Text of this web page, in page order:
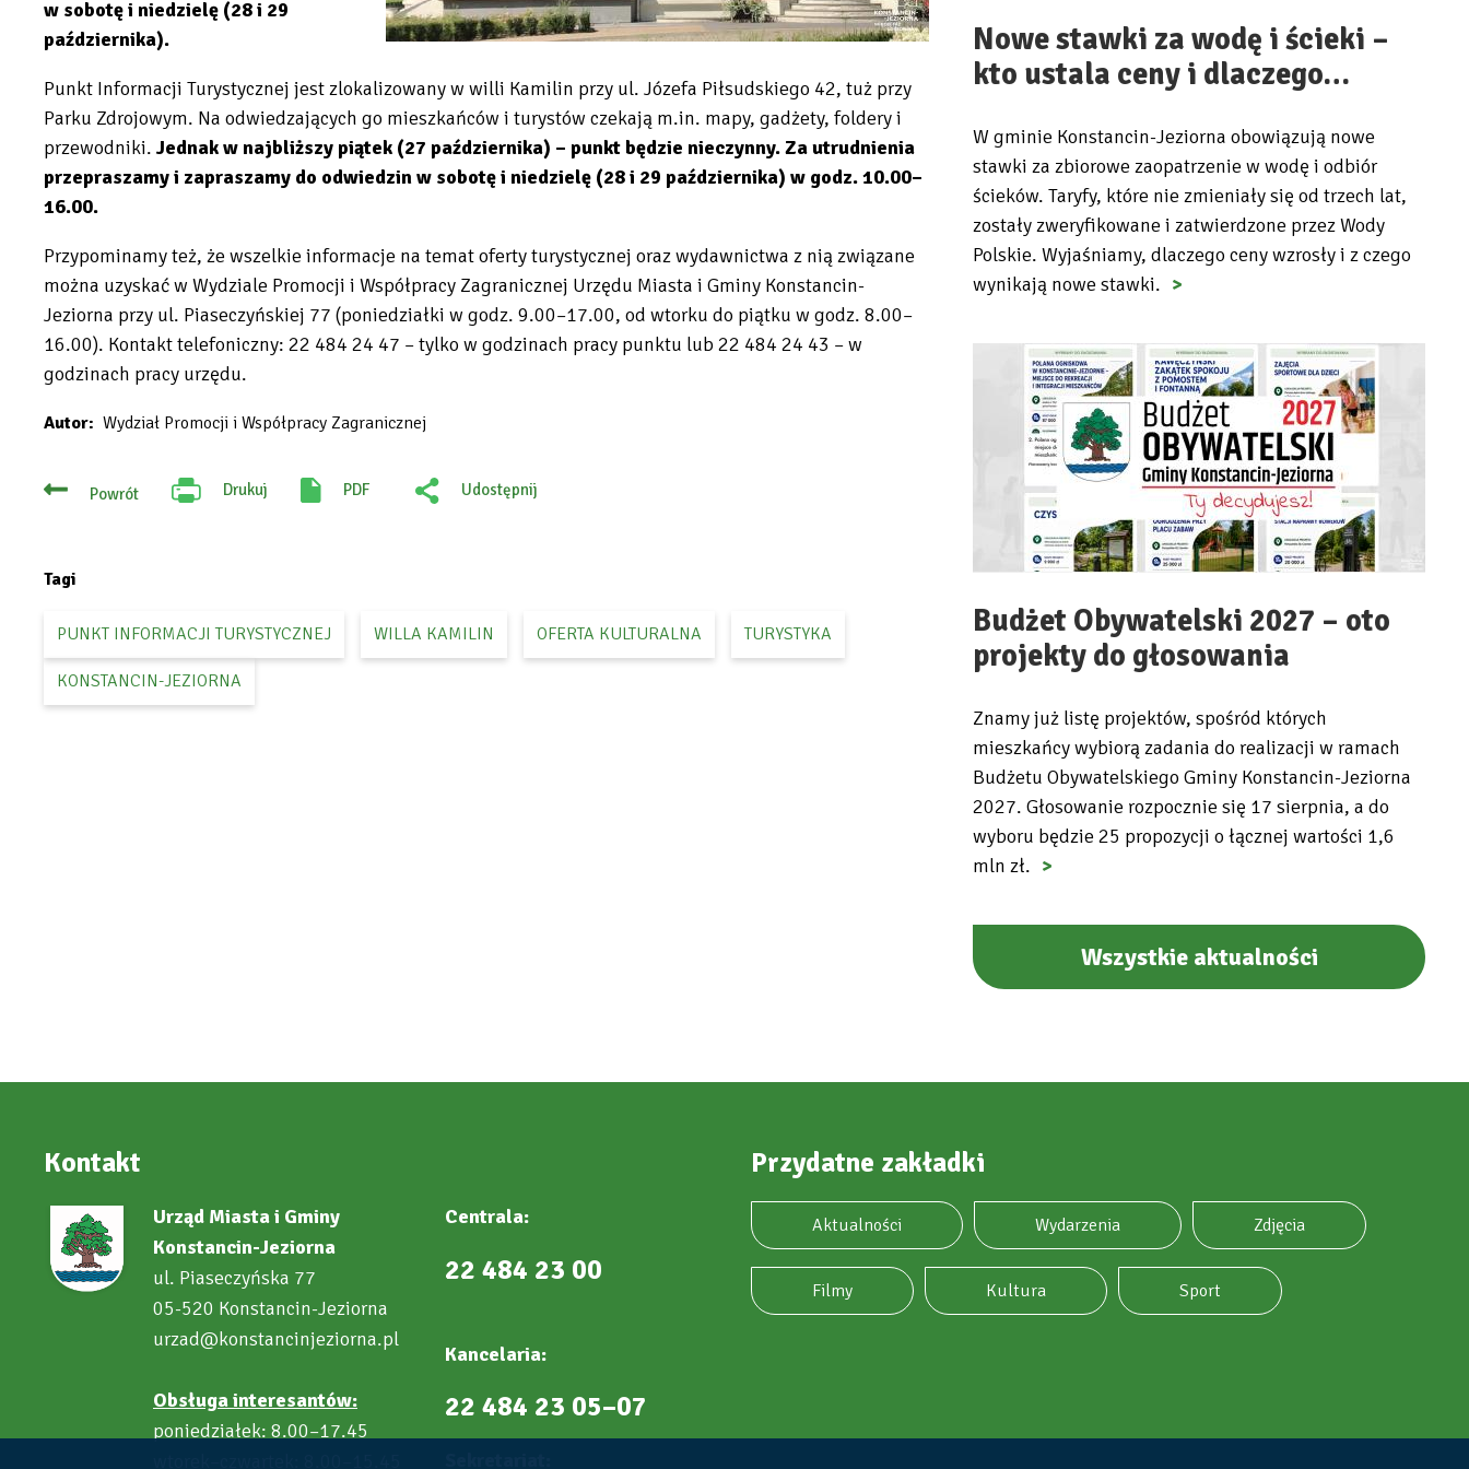
w sobotę i niedzielę (28 i 29
października).
Punkt Informacji Turystycznej jest zlokalizowany w willi Kamilin przy ul. Józefa Piłsudskiego 42, tuż przy
Parku Zdrojowym. Na odwiedzających go mieszkańców i turystów czekają m.in. mapy, gadżety, foldery i
przewodniki. Jednak w najbliższy piątek (27 października) – punkt będzie nieczynny. Za utrudnienia
przepraszamy i zapraszamy do odwiedzin w sobotę i niedzielę (28 i 29 października) w godz. 10.00–
16.00.
Przypominamy też, że wszelkie informacje na temat oferty turystycznej oraz wydawnictwa z nią związane
można uzyskać w Wydziale Promocji i Współpracy Zagranicznej Urzędu Miasta i Gminy Konstancin-
Jeziorna przy ul. Piaseczyńskiej 77 (poniedziałki w godz. 9.00–17.00, od wtorku do piątku w godz. 8.00–
16.00). Kontakt telefoniczny: 22 484 24 47 – tylko w godzinach pracy punktu lub 22 484 24 43 – w
godzinach pracy urzędu.
Autor Wydział Promocji i Współpracy Zagranicznej
Powrót Drukuj
Will
PDF
Udostępnij
Tagi
PUNKT INFORMACJI TURYSTYCZNEJ WILLA KAMILIN OFERTA KULTURALNA TURYSTYKA
KONSTANCIN-JEZIORNA
Nowe stawki za wodę i ścieki –
kto ustala ceny i dlaczego…
W gminie Konstancin-Jeziorna obowiązują nowe
stawki za zbiorowe zaopatrzenie w wodę i odbiór
ścieków. Taryfy, które nie zmieniały się od trzech lat,
zostały zweryfikowane i zatwierdzone przez Wody
Polskie. Wyjaśniamy, dlaczego ceny wzrosły i z czego
wynikają nowe stawki.
Budżet Obywatelski 2027 – oto
projekty do głosowania
Znamy już listę projektów, spośród których
mieszkańcy wybiorą zadania do realizacji w ramach
Budżetu Obywatelskiego Gminy Konstancin-Jeziorna
2027. Głosowanie rozpocznie się 17 sierpnia, a do
wyboru będzie 25 propozycji o łącznej wartości 1,6
mln zł.
Wszystkie aktualności
Kontakt
Urząd Miasta i Gminy
Konstancin-Jeziorna
ul. Piaseczyńska 77
05-520 Konstancin-Jeziorna
urzad@konstancinjeziorna.pl
Obsługa interesantów:
poniedziałek: 8.00–17.45
Centrala:
22 484 23 00
Kancelaria:
22 484 23 05–07
Przydatne zakładki
Aktualności Wydarzenia Zdjęcia
Filmy Kultura Sport